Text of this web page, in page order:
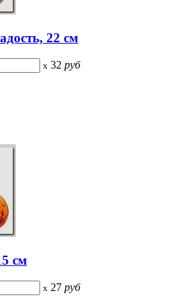
22 см
x 32 руб
см
x 27 руб